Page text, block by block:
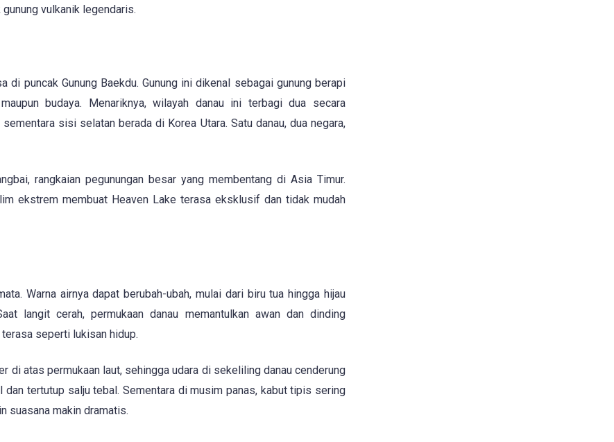
vulkanik legendaris.
di puncak Gunung Baekdu. Gunung ini dikenal sebagai gunung berapi
budaya. Menariknya, wilayah danau ini terbagi dua secara
sisi selatan berada di Korea Utara. Satu danau, dua negara,
rangkaian pegunungan besar yang membentang di Asia Timur.
ekstrem membuat Heaven Lake terasa eksklusif dan tidak mudah
Warna airnya dapat berubah-ubah, mulai dari biru tua hingga hijau
langit cerah, permukaan danau memantulkan awan dan dinding
seperti lukisan hidup.
di atas permukaan laut, sehingga udara di sekeliling danau cenderung
tertutup salju tebal. Sementara di musim panas, kabut tipis sering
suasana makin dramatis.